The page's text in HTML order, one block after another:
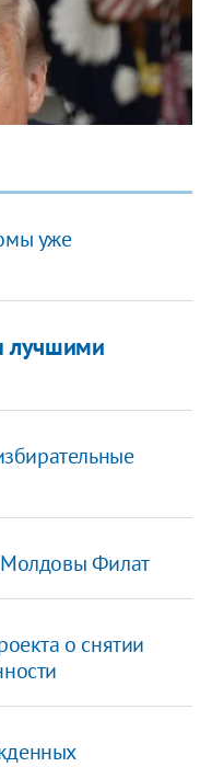
уже
лучшими
Филат
о снятии